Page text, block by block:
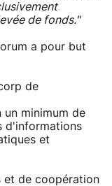
de fonds."
a pour but
de
un minimum de
d'informations
et
et de coopération